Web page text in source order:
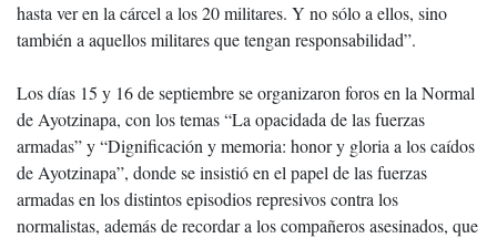
hasta ver en la cárcel a los 20 militares. Y no sólo a ellos, sino
también a aquellos militares que tengan responsabilidad”.
Los días 15 y 16 de septiembre se organizaron foros en la Normal
de Ayotzinapa, con los temas “La opacidada de las fuerzas
armadas” y “Dignificación y memoria: honor y gloria a los caídos
de Ayotzinapa”, donde se insistió en el papel de las fuerzas
armadas en los distintos episodios represivos contra los
normalistas, además de recordar a los compañeros asesinados, que